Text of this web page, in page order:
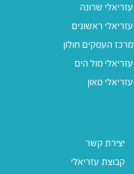
עזריאלי שרונה
עזריאלי ראשונים
מרכז העסקים חולון
עזריאלי מול הים
עזריאלי טאון
יצירת קשר
קבוצת עזריאלי